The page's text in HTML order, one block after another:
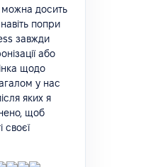
можна досить
попри
завжди
або
щодо
у нас
яких я
щоб
своєї